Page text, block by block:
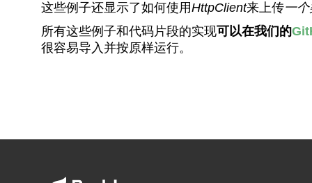
这些例子还显示了如何使用HttpClient来上传一个
所有这些例子和代码片段的实现可以在我们的
很容易导入并按原样运行。